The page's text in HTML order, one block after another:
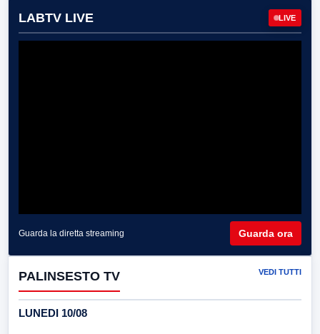
LABTV LIVE LIVE
Guarda la diretta streaming Guarda ora
PALINSESTO TV VEDI TUTTI
LUNEDI 10/08